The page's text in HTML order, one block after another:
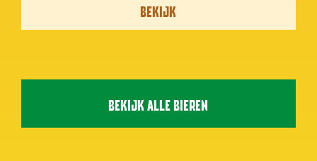
BEKIJK
BEKIJK ALLE BIEREN